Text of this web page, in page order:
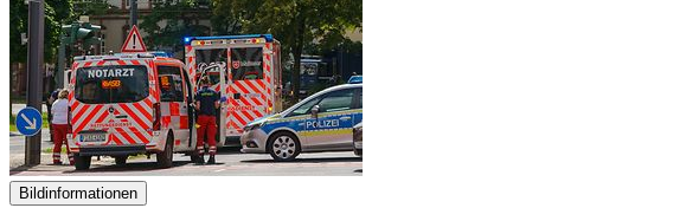
Bildinformationen